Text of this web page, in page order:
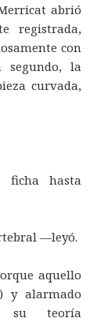
abrió
registrada,
con
segundo, la
curvada,
hasta
—leyó.
aquello
y alarmado
su teoría